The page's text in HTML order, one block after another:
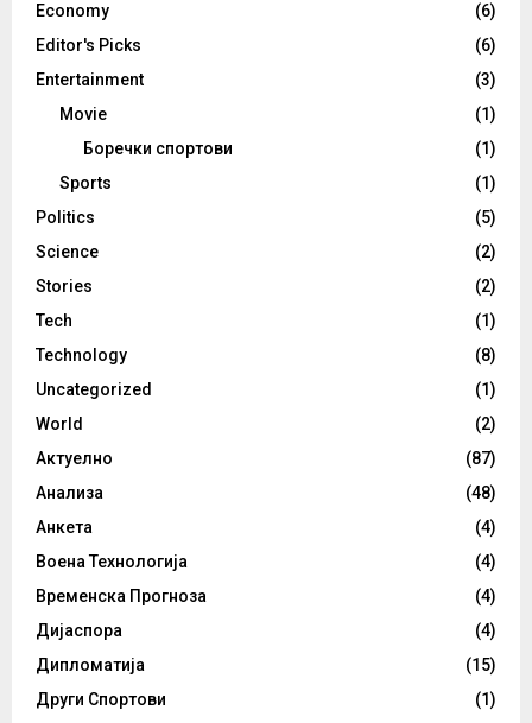
Economy
(6)
Editor's Picks
(6)
Entertainment
(3)
Movie
(1)
Боречки спортови
(1)
Sports
(1)
Politics
(5)
Science
(2)
Stories
(2)
Tech
(1)
Technology
(8)
Uncategorized
(1)
World
(2)
Актуелно
(87)
Анализа
(48)
Анкета
(4)
Воена Технологија
(4)
Временска Прогноза
(4)
Дијаспора
(4)
Дипломатија
(15)
Други Спортови
(1)